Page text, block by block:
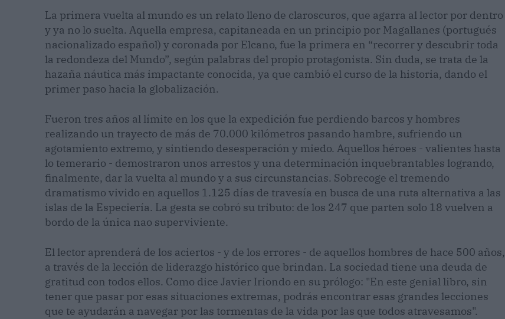
La primera vuelta al mundo es un relato lleno de claroscuros, que agarra al lector por dentro
y ya no lo suelta. Aquella empresa, capitaneada en un principio por Magallanes (portugués
nacionalizado español) y coronada por Elcano, fue la primera en “recorrer y descubrir toda
la redondeza del Mundo”, según palabras del propio protagonista. Sin duda, se trata de la
hazaña náutica más impactante conocida, ya que cambió el curso de la historia, dando el
primer paso hacia la globalización.
Fueron tres años al límite en los que la expedición fue perdiendo barcos y hombres
realizando un trayecto de más de 70.000 kilómetros pasando hambre, sufriendo un
agotamiento extremo, y sintiendo desesperación y miedo. Aquellos héroes - valientes hasta
lo temerario - demostraron unos arrestos y una determinación inquebrantables logrando,
finalmente, dar la vuelta al mundo y a sus circunstancias. Sobrecoge el tremendo
dramatismo vivido en aquellos 1.125 días de travesía en busca de una ruta alternativa a las
islas de la Especiería. La gesta se cobró su tributo: de los 247 que parten solo 18 vuelven a
bordo de la única nao superviviente.
El lector aprenderá de los aciertos - y de los errores - de aquellos hombres de hace 500 años,
a través de la lección de liderazgo histórico que brindan. La sociedad tiene una deuda de
gratitud con todos ellos. Como dice Javier Iriondo en su prólogo: "En este genial libro, sin
tener que pasar por esas situaciones extremas, podrás encontrar esas grandes lecciones
que te ayudarán a navegar por las tormentas de la vida por las que todos atravesamos".